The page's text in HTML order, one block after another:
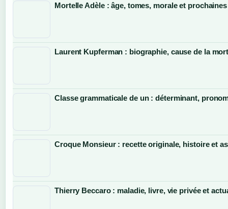
Mortelle Adèle : âge, tomes, morale et
Laurent Kupferman : biographie, cause de la
Classe grammaticale de un : déterminant,
Croque Monsieur : recette originale, histoire et
Thierry Beccaro : maladie, livre, vie privée et